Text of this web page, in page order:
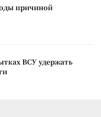
причиной
ВСУ удержать